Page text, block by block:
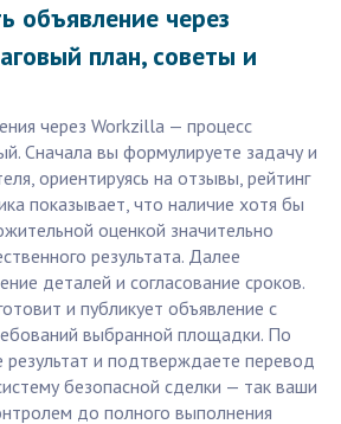
объявление через
план, советы и
через Workzilla — процесс
Сначала вы формулируете задачу и
ориентируясь на отзывы, рейтинг
показывает, что наличие хотя бы
оценкой значительно
результата. Далее
деталей и согласование сроков.
и публикует объявление с
выбранной площадки. По
результат и подтверждаете перевод
безопасной сделки — так ваши
до полного выполнения